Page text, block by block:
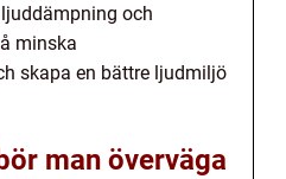
och
minska
skapa en bättre ljudmiljö
man överväga